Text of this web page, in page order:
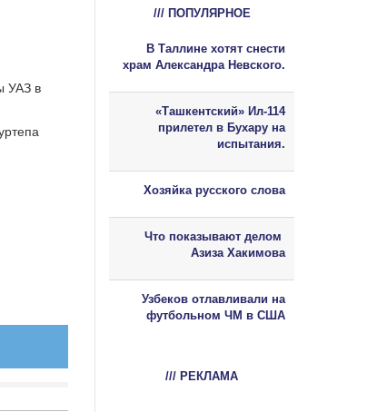
УАЗ в
/// ПОПУЛЯРНОЕ
В Таллине хотят снести
храм Александра Невского.
«Ташкентский» Ил-114
прилетел в Бухару на
испытания.
Хозяйка русского слова
Что показывают делом
Азиза Хакимова
Узбеков отлавливали на
футбольном ЧМ в США
/// РЕКЛАМА